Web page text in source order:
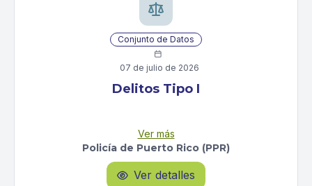
Conjunto de Datos

07 de julio de 2026
Delitos Tipo I
Rico, conforme al modelo estadístico Uniform Crime
Reports (UCR) del National Incident Based Reporting
System (NIBRS). Incluye el número de querellas
presentadas de los siete delitos, clasificados como
Ver más
Policía de Puerto Rico (PPR)
 Ver detalles